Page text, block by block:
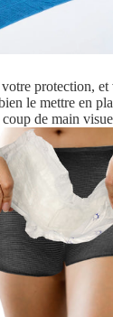
protection,
le mettre en
de main